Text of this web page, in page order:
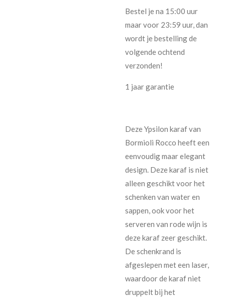
Bestel je na 15:00 uur
maar voor 23:59 uur, dan
wordt je bestelling de
volgende ochtend
verzonden!
1 jaar garantie
Deze Ypsilon karaf van
Bormioli Rocco heeft een
eenvoudig maar elegant
design. Deze karaf is niet
alleen geschikt voor het
schenken van water en
sappen, ook voor het
serveren van rode wijn is
deze karaf zeer geschikt.
De schenkrand is
afgeslepen met een laser,
waardoor de karaf niet
druppelt bij het